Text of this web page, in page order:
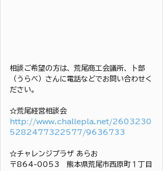
相談ご希望の方は、荒尾商工会議所、卜部
（うらべ）さんに電話などでお問い合わせく
ださい。
☆荒尾経営相談会
http://www.challepla.net/2603230
5282477322577/9636733
☆チャレンジプラザ あらお
〒864-0053　熊本県荒尾市西原町１丁目